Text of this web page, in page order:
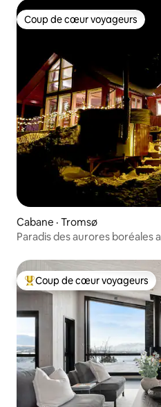
Coup de cœur voyageurs
Coup de cœur voyageurs
Cabane · Tromsø
Paradis des aurores boréales
Coup de cœur voyageurs
Coup de cœur voyageurs